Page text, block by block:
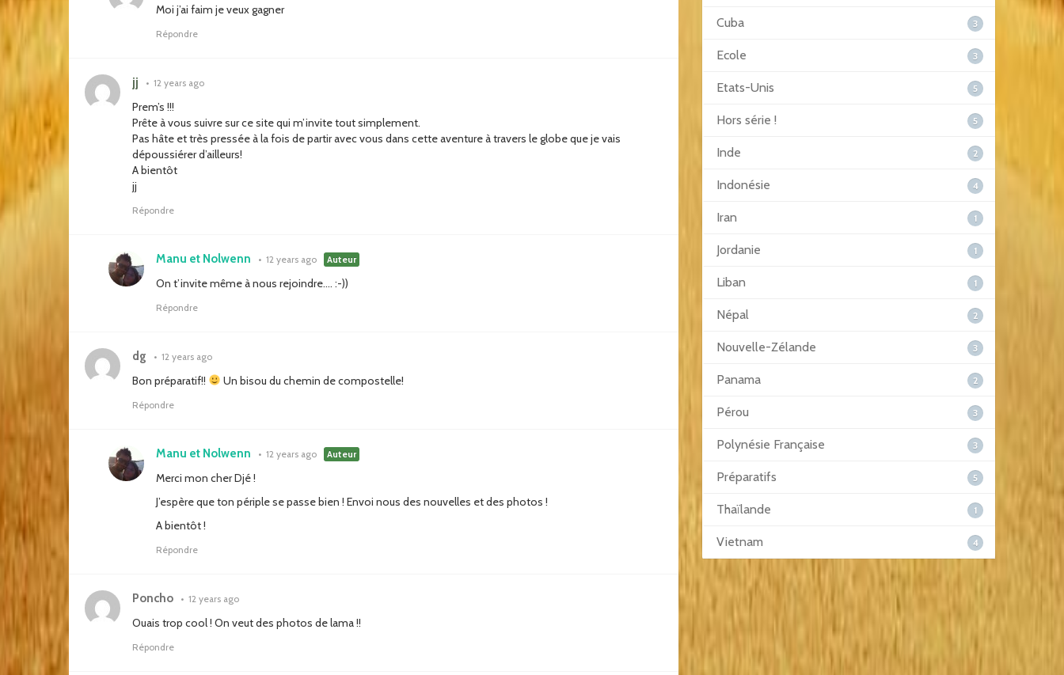
Moi j’ai faim je veux gagner
Répondre
jj • 12 years ago
Prem’s !!!
Prête à vous suivre sur ce site qui m’invite tout simplement.
Pas hâte et très pressée à la fois de partir avec vous dans cette aventure à travers le globe que je vais
dépoussiérer d’ailleurs!
A bientôt
jj
Répondre
Manu et Nolwenn • 12 years ago Auteur
On t’invite même à nous rejoindre…. :-))
Répondre
dg • 12 years ago
Bon préparatif!! Un bisou du chemin de compostelle!
Répondre
Manu et Nolwenn • 12 years ago Auteur
Merci mon cher Djé !
J’espère que ton périple se passe bien ! Envoi nous des nouvelles et des photos !
A bientôt !
Répondre
Poncho • 12 years ago
Ouais trop cool ! On veut des photos de lama !!
Répondre
Cuba 3
Ecole 3
Etats-Unis 5
Hors série ! 5
Inde 2
Indonésie 4
Iran 1
Jordanie 1
Liban 1
Népal 2
Nouvelle-Zélande 3
Panama 2
Pérou 3
Polynésie Française 3
Préparatifs 5
Thaïlande 1
Vietnam 4